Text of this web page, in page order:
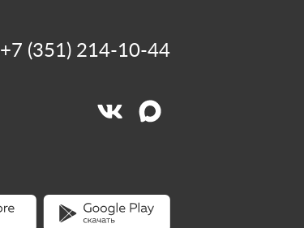
+7 (351) 214-10-44